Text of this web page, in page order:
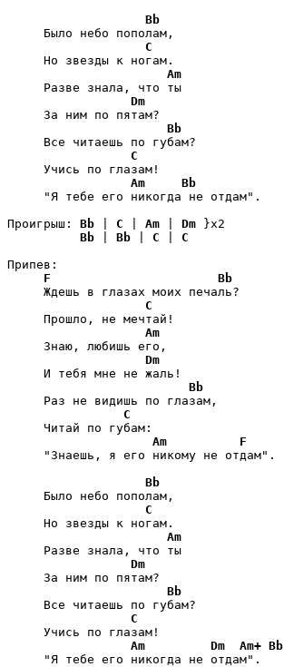
Bb
     Было небо пополам,
C
     Но звезды к ногам.
Am
     Разве знала, что ты
Dm
     За ним по пятам?
Bb
     Все читаешь по губам?
C
     Учись по глазам!
Am
Bb
     "Я тебе его никогда не отдам".
Проигрыш: Bb C Am Dm }x2
Bb
Bb C
C
Припев:
F
Bb
     Ждешь в глазах моих печаль?
C
     Прошло, не мечтай!
Am
     Знаю, любишь его,
Dm
     И тебя мне не жаль!
Bb
     Раз не видишь по глазам,
C
     Читай по губам:
Am
F
     "Знаешь, я его никому не отдам".
Bb
     Было небо пополам,
C
     Но звезды к ногам.
Am
     Разве знала, что ты
Dm
     За ним по пятам?
Bb
     Все читаешь по губам?
C
     Учись по глазам!
Am
Dm Am+ Bb
     "Я тебе его никогда не отдам".